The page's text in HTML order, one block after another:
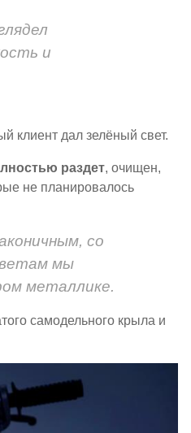
и
клиент дал зелёный свет.
раздет, очищен,
не планировалось
со
мы
металлике.
самодельного крыла и